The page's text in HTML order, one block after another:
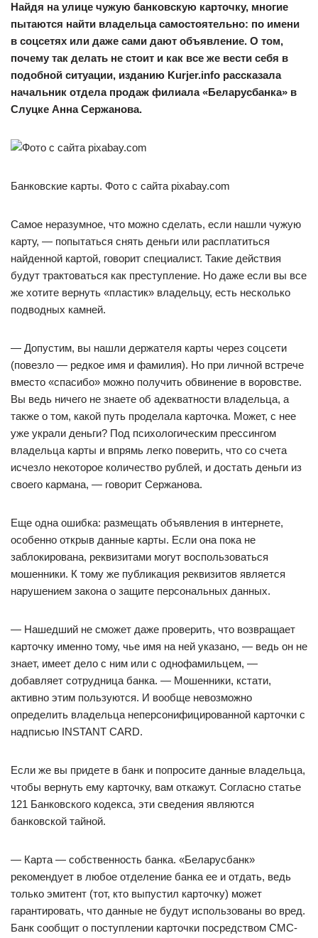
Найдя на улице чужую банковскую карточку, многие
пытаются найти владельца самостоятельно: по имени
в соцсетях или даже сами дают объявление. О том,
почему так делать не стоит и как все же вести себя в
подобной ситуации, изданию Kurjer.info рассказала
начальник отдела продаж филиала «Беларусбанка» в
Слуцке Анна Сержанова.
Банковские карты. Фото с сайта pixabay.com
Самое неразумное, что можно сделать, если нашли чужую
карту, — попытаться снять деньги или расплатиться
найденной картой, говорит специалист. Такие действия
будут трактоваться как преступление. Но даже если вы все
же хотите вернуть «пластик» владельцу, есть несколько
подводных камней.
— Допустим, вы нашли держателя карты через соцсети
(повезло — редкое имя и фамилия). Но при личной встрече
вместо «спасибо» можно получить обвинение в воровстве.
Вы ведь ничего не знаете об адекватности владельца, а
также о том, какой путь проделала карточка. Может, с нее
уже украли деньги? Под психологическим прессингом
владельца карты и впрямь легко поверить, что со счета
исчезло некоторое количество рублей, и достать деньги из
своего кармана, — говорит Сержанова.
Еще одна ошибка: размещать объявления в интернете,
особенно открыв данные карты. Если она пока не
заблокирована, реквизитами могут воспользоваться
мошенники. К тому же публикация реквизитов является
нарушением закона о защите персональных данных.
— Нашедший не сможет даже проверить, что возвращает
карточку именно тому, чье имя на ней указано, — ведь он не
знает, имеет дело с ним или с однофамильцем, —
добавляет сотрудница банка. — Мошенники, кстати,
активно этим пользуются. И вообще невозможно
определить владельца неперсонифицированной карточки с
надписью INSTANT CARD.
Если же вы придете в банк и попросите данные владельца,
чтобы вернуть ему карточку, вам откажут. Согласно статье
121 Банковского кодекса, эти сведения являются
банковской тайной.
— Карта — собственность банка. «Беларусбанк»
рекомендует в любое отделение банка ее и отдать, ведь
только эмитент (тот, кто выпустил карточку) может
гарантировать, что данные не будут использованы во вред.
Банк сообщит о поступлении карточки посредством СМС-